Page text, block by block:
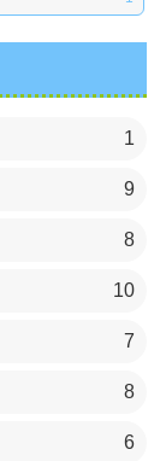
1
9
8
10
7
8
6